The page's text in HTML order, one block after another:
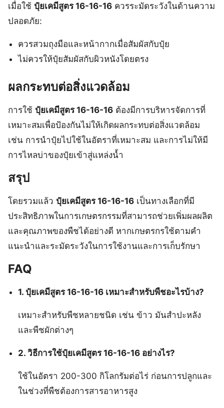
เมื่อใช้ ปุ๋ยเคมีสูตร 16-16-16 ควรระมัดระวังในด้านความ
ปลอดภัย:
ควรสวมถุงมือและหน้ากากเมื่อสัมผัสกับปุ๋ย
ไม่ควรให้ปุ๋ยสัมผัสกับผิวหนังโดยตรง
ผลกระทบต่อสิ่งแวดล้อม
การใช้ ปุ๋ยเคมีสูตร 16-16-16 ต้องมีการบริหารจัดการที่
เหมาะสมเพื่อป้องกันไม่ให้เกิดผลกระทบต่อสิ่งแวดล้อม
เช่น การนำปุ๋ยไปใช้ในอัตราที่เหมาะสม และการไม่ให้มี
การไหลบ่าของปุ๋ยเข้าสู่แหล่งน้ำ
สรุป
โดยรวมแล้ว ปุ๋ยเคมีสูตร 16-16-16 เป็นทางเลือกที่มี
ประสิทธิภาพในการเกษตรกรรมที่สามารถช่วยเพิ่มผลผลิต
และคุณภาพของพืชได้อย่างดี หากเกษตรกรใช้ตามคำ
แนะนำและระมัดระวังในการใช้งานและการเก็บรักษา
FAQ
1. ปุ๋ยเคมีสูตร 16-16-16 เหมาะสำหรับพืชอะไรบ้าง?
เหมาะสำหรับพืชหลายชนิด เช่น ข้าว มันสำปะหลัง
และพืชผักต่างๆ
2. วิธีการใช้ปุ๋ยเคมีสูตร 16-16-16 อย่างไร?
ใช้ในอัตรา 200-300 กิโลกรัมต่อไร่ ก่อนการปลูกและ
ในช่วงที่พืชต้องการสารอาหารสูง